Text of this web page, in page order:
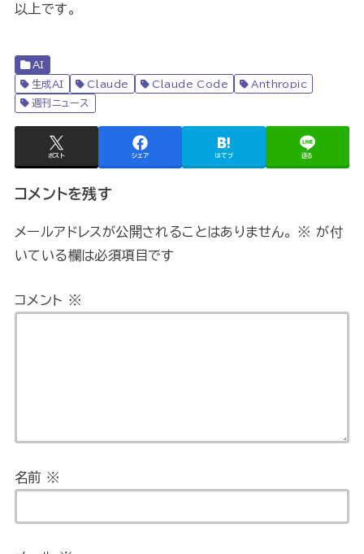
以上です。
AI
生成AI
Claude Claude Code
Anthropic
週刊ニュース
ポスト シェア はてブ 送る
コメントを残す
メールアドレスが公開されることはありません。 ※ が付
いている欄は必須項目です
コメント ※
名前 ※